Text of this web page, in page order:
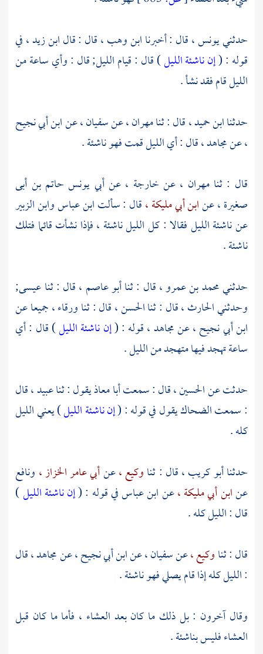
حدثنييونس ،قال : أخبرناابن وهب ،قال : قالابن زيد ،في
قوله : (إن ناشئة الليل) قال : قيام الليل; قال : وأي ساعة من
الليل قام فقد نشأ .
حدثناابن حميد ،قال : ثنامهران ،عنسفيان ،عنابن أبي نجيح
،عنمجاهد ،قال : أي الليل قمت فهو ناشئة .
قال : ثنامهران ، عن خارجة ، عنأبي يونس حاتم بن أبى
صغيرة ،عنابن أبي مليكة ،قال : سألتابن عباسوابن الزبير
عن ناشئة الليل فقالا : كل الليل ناشئة ، فإذا نشأت قائما فتلك
ناشئة .
حدثنيمحمد بن عمرو ،قال : ثناأبو عاصم ،قال : ثناعيسى;
وحدثنيالحارث ،قال : ثناالحسن ،قال : ثناورقاء ،جميعا عن
ابن أبي نجيح ،عنمجاهد ،قوله : (إن ناشئة الليل) قال : أي
ساعة تهجد فيها متهجد من الليل .
حدثت عنالحسين ،قال : سمعتأبا معاذيقول : ثناعبيد ،قال
: سمعتالضحاكيقول في قوله : (إن ناشئة الليل) يعني الليل
كله .
حدثناأبو كريب ،قال : ثناوكيع ،عنأبي عامر الخزاز ، ونافع
عنابن أبي مليكة ،عنابن عباسفي قوله : (إن ناشئة الليل)
قال : الليل كله .
قال : ثناوكيع ،عنسفيان ،عنابن أبي نجيح ،عنمجاهد ،قال
: الليل كله إذا قام يصلي فهو ناشئة .
وقال آخرون : بل ذلك ما كان بعد العشاء ، فأما ما كان قبل
العشاء فليس بناشئة .